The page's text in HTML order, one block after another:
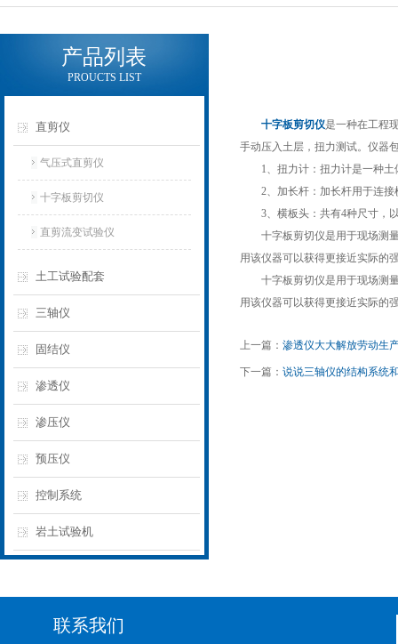
产品列表
PROUCTS LIST
直剪仪
气压式直剪仪
十字板剪切仪
直剪流变试验仪
土工试验配套
三轴仪
固结仪
渗透仪
渗压仪
预压仪
控制系统
岩土试验机
十字板剪切仪是一种在工程
手动压入土层，扭力测试。仪器
1、扭力计：扭力计是一种土
2、加长杆：加长杆用于连接横
3、横板头：共有4种尺寸，以
十字板剪切仪是用于现场测量
用该仪器可以获得更接近实际的
十字板剪切仪是用于现场测量
用该仪器可以获得更接近实际的
上一篇： 渗透仪大大解放劳动生
下一篇： 说说三轴仪的结构系统
联系我们